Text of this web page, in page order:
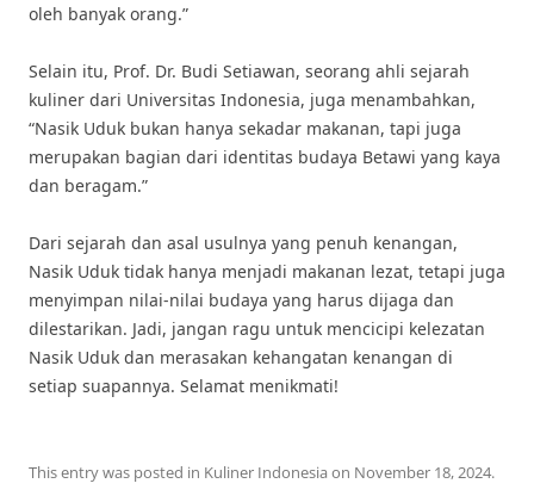
oleh banyak orang.”
Selain itu, Prof. Dr. Budi Setiawan, seorang ahli sejarah
kuliner dari Universitas Indonesia, juga menambahkan,
“Nasik Uduk bukan hanya sekadar makanan, tapi juga
merupakan bagian dari identitas budaya Betawi yang kaya
dan beragam.”
Dari sejarah dan asal usulnya yang penuh kenangan,
Nasik Uduk tidak hanya menjadi makanan lezat, tetapi juga
menyimpan nilai-nilai budaya yang harus dijaga dan
dilestarikan. Jadi, jangan ragu untuk mencicipi kelezatan
Nasik Uduk dan merasakan kehangatan kenangan di
setiap suapannya. Selamat menikmati!
This entry was posted in Kuliner Indonesia on November 18, 2024.